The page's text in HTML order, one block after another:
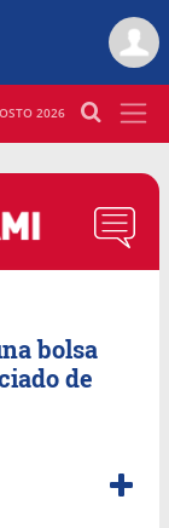
2026
bolsa
de